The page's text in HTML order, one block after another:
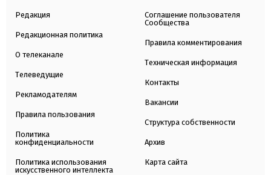
Редакция
Редакционная политика
О телеканале
Телеведущие
Рекламодателям
Правила пользования
Политика
конфиденциальности
Политика использования
искусственного интеллекта
Соглашение пользователя
Сообщества
Правила комментирования
Техническая информация
Контакты
Вакансии
Структура собственности
Архив
Карта сайта